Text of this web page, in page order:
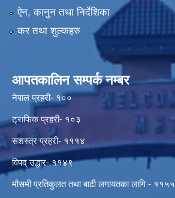
ऐन, कानुन तथा निर्देशिका
कर तथा शुल्कहरु
आपतकालिन सम्पर्क नम्बर
नेपाल प्रहरी- १००
ट्राफिक प्रहरी- १०३
सशस्त्र प्रहरी- १११४
विपद् उद्धार- ११४९
मौसमी प्रतिकुलत तथा बाढी लगायतका लागि - ११५५